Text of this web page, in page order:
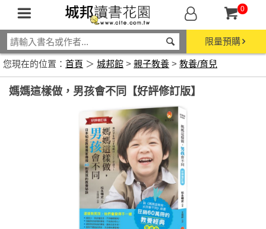
0
限量預購
您現在的位置： 首頁 ＞ 城邦館 > 親子教養 > 教養/育兒
媽媽這樣做，男孩會不同【好評修訂版】